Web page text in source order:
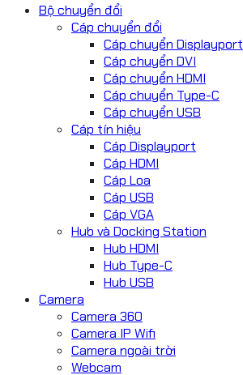
Bộ chuyển đổi
Cáp chuyển đổi
Cáp chuyển Displayport
Cáp chuyển DVI
Cáp chuyển HDMI
Cáp chuyển Type-C
Cáp chuyển USB
Cáp tín hiệu
Cáp Displayport
Cáp HDMI
Cáp Loa
Cáp USB
Cáp VGA
Hub và Docking Station
Hub HDMI
Hub Type-C
Hub USB
Camera
Camera 360
Camera IP Wifi
Camera ngoài trời
Webcam